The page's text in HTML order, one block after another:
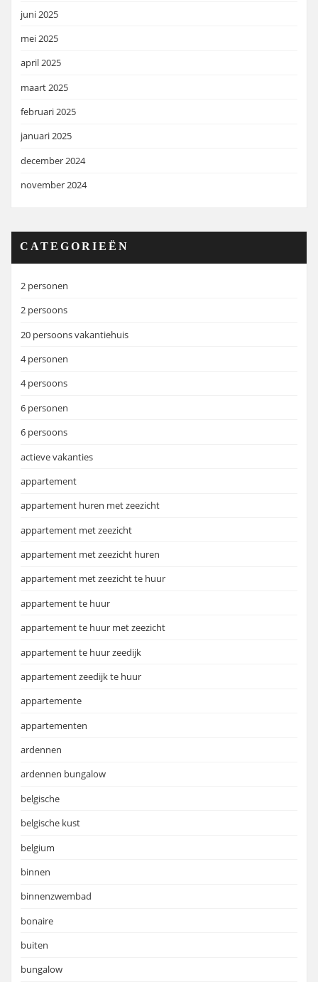
juni 2025
mei 2025
april 2025
maart 2025
februari 2025
januari 2025
december 2024
november 2024
CATEGORIEËN
2 personen
2 persoons
20 persoons vakantiehuis
4 personen
4 persoons
6 personen
6 persoons
actieve vakanties
appartement
appartement huren met zeezicht
appartement met zeezicht
appartement met zeezicht huren
appartement met zeezicht te huur
appartement te huur
appartement te huur met zeezicht
appartement te huur zeedijk
appartement zeedijk te huur
appartemente
appartementen
ardennen
ardennen bungalow
belgische
belgische kust
belgium
binnen
binnenzwembad
bonaire
buiten
bungalow